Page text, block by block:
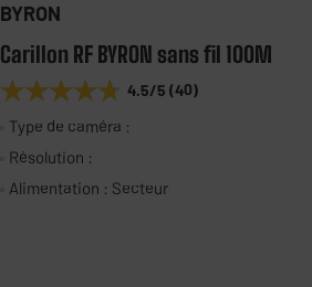
BYRON
Carillon RF BYRON sans fil 100M
★★★★★
★★★★★ 4.5/5 (40)
Type de caméra :
Résolution :
Alimentation : Secteur